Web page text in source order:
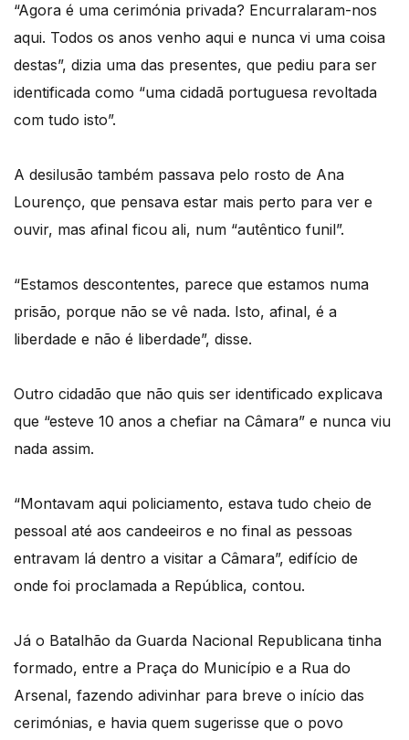
“Agora é uma cerimónia privada? Encurralaram-nos
aqui. Todos os anos venho aqui e nunca vi uma coisa
destas”, dizia uma das presentes, que pediu para ser
identificada como “uma cidadã portuguesa revoltada
com tudo isto”.
A desilusão também passava pelo rosto de Ana
Lourenço, que pensava estar mais perto para ver e
ouvir, mas afinal ficou ali, num “autêntico funil”.
“Estamos descontentes, parece que estamos numa
prisão, porque não se vê nada. Isto, afinal, é a
liberdade e não é liberdade”, disse.
Outro cidadão que não quis ser identificado explicava
que “esteve 10 anos a chefiar na Câmara” e nunca viu
nada assim.
“Montavam aqui policiamento, estava tudo cheio de
pessoal até aos candeeiros e no final as pessoas
entravam lá dentro a visitar a Câmara”, edifício de
onde foi proclamada a República, contou.
Já o Batalhão da Guarda Nacional Republicana tinha
formado, entre a Praça do Município e a Rua do
Arsenal, fazendo adivinhar para breve o início das
cerimónias, e havia quem sugerisse que o povo